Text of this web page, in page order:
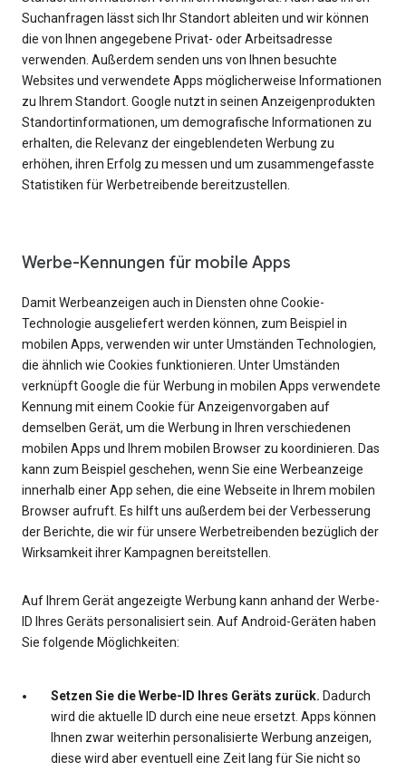
Suchanfragen lässt sich Ihr Standort ableiten und wir können
die von Ihnen angegebene Privat- oder Arbeitsadresse
verwenden. Außerdem senden uns von Ihnen besuchte
Websites und verwendete Apps möglicherweise Informationen
zu Ihrem Standort. Google nutzt in seinen Anzeigenprodukten
Standortinformationen, um demografische Informationen zu
erhalten, die Relevanz der eingeblendeten Werbung zu
erhöhen, ihren Erfolg zu messen und um zusammengefasste
Statistiken für Werbetreibende bereitzustellen.
Werbe-Kennungen für mobile Apps
Damit Werbeanzeigen auch in Diensten ohne Cookie-
Technologie ausgeliefert werden können, zum Beispiel in
mobilen Apps, verwenden wir unter Umständen Technologien,
die ähnlich wie Cookies funktionieren. Unter Umständen
verknüpft Google die für Werbung in mobilen Apps verwendete
Kennung mit einem Cookie für Anzeigenvorgaben auf
demselben Gerät, um die Werbung in Ihren verschiedenen
mobilen Apps und Ihrem mobilen Browser zu koordinieren. Das
kann zum Beispiel geschehen, wenn Sie eine Werbeanzeige
innerhalb einer App sehen, die eine Webseite in Ihrem mobilen
Browser aufruft. Es hilft uns außerdem bei der Verbesserung
der Berichte, die wir für unsere Werbetreibenden bezüglich der
Wirksamkeit ihrer Kampagnen bereitstellen.
Auf Ihrem Gerät angezeigte Werbung kann anhand der Werbe-
ID Ihres Geräts personalisiert sein. Auf Android-Geräten haben
Sie folgende Möglichkeiten:
Setzen Sie die Werbe-ID Ihres Geräts zurück. Dadurch
wird die aktuelle ID durch eine neue ersetzt. Apps können
Ihnen zwar weiterhin personalisierte Werbung anzeigen,
diese wird aber eventuell eine Zeit lang für Sie nicht so